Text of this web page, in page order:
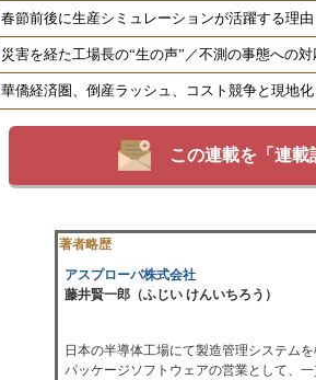
春節前後に生産シミュレーションが活躍する理由
災害を経た工場長の“生の声”／不測の事態への
華僑経済圏、倒産ラッシュ、コスト競争と現地化
この連載を「連
著者略歴
アスプローバ株式会社
藤井賢一郎（ふじい けんいちろう）
日本の半導体工場にて製造管理システム
パッケージソフトウェアの営業として、